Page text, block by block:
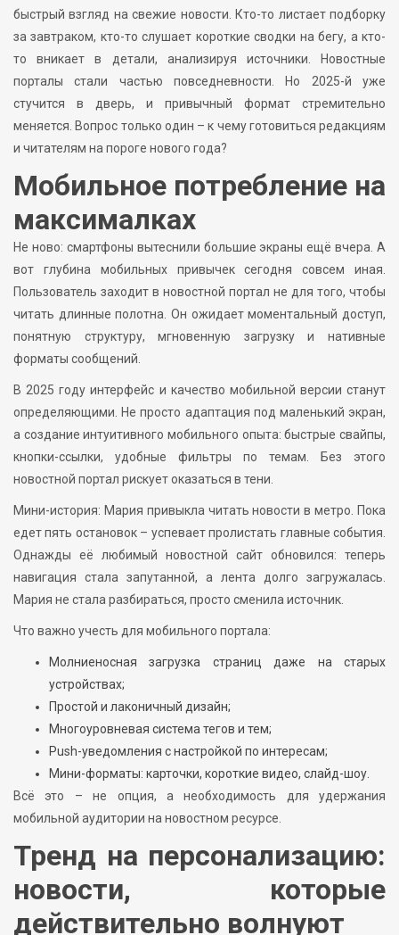
быстрый взгляд на свежие новости. Кто-то листает подборку
за завтраком, кто-то слушает короткие сводки на бегу, а кто-
то вникает в детали, анализируя источники. Новостные
порталы стали частью повседневности. Но 2025-й уже
стучится в дверь, и привычный формат стремительно
меняется. Вопрос только один – к чему готовиться редакциям
и читателям на пороге нового года?
Мобильное потребление на
максималках
Не ново: смартфоны вытеснили большие экраны ещё вчера. А
вот глубина мобильных привычек сегодня совсем иная.
Пользователь заходит в новостной портал не для того, чтобы
читать длинные полотна. Он ожидает моментальный доступ,
понятную структуру, мгновенную загрузку и нативные
форматы сообщений.
В 2025 году интерфейс и качество мобильной версии станут
определяющими. Не просто адаптация под маленький экран,
а создание интуитивного мобильного опыта: быстрые свайпы,
кнопки-ссылки, удобные фильтры по темам. Без этого
новостной портал рискует оказаться в тени.
Мини-история: Мария привыкла читать новости в метро. Пока
едет пять остановок – успевает пролистать главные события.
Однажды её любимый новостной сайт обновился: теперь
навигация стала запутанной, а лента долго загружалась.
Мария не стала разбираться, просто сменила источник.
Что важно учесть для мобильного портала:
Молниеносная загрузка страниц даже на старых
устройствах;
Простой и лаконичный дизайн;
Многоуровневая система тегов и тем;
Push-уведомления с настройкой по интересам;
Мини-форматы: карточки, короткие видео, слайд-шоу.
Всё это – не опция, а необходимость для удержания
мобильной аудитории на новостном ресурсе.
Тренд на персонализацию:
новости, которые
действительно волнуют